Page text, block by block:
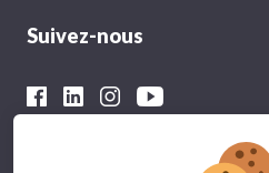
Suivez-nous
Avec le soutien financier du